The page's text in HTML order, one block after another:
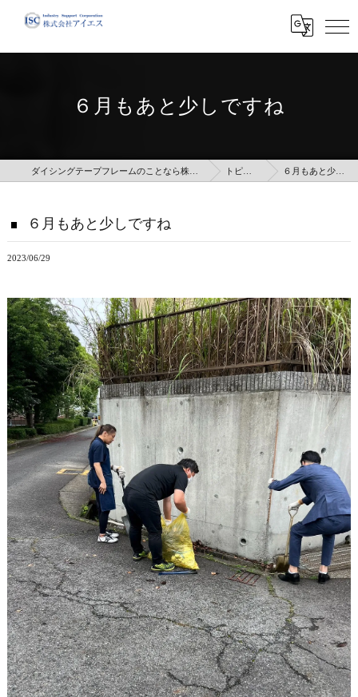
６月もあと少しですね
ダイシングテープフレームのことなら株式会社アイエス トピックス ６月もあと少しですね
６月もあと少しですね
2023/06/29